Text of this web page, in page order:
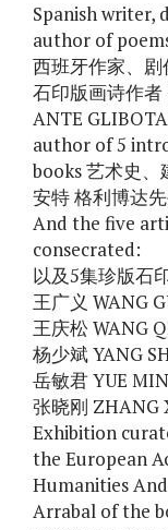
Spanish writer,
author of
西班牙作家、
石印版画诗作
ANTE
author of 5
books 艺术史
安特 格利博达
And the five
consecrated:
以及5集珍版石
王广义 WANG
王庆松 WANG
杨少斌 YANG
岳敏君 YUE
张晓刚 ZHANG
Exhibition
the European
Humanities
Arrabal of the